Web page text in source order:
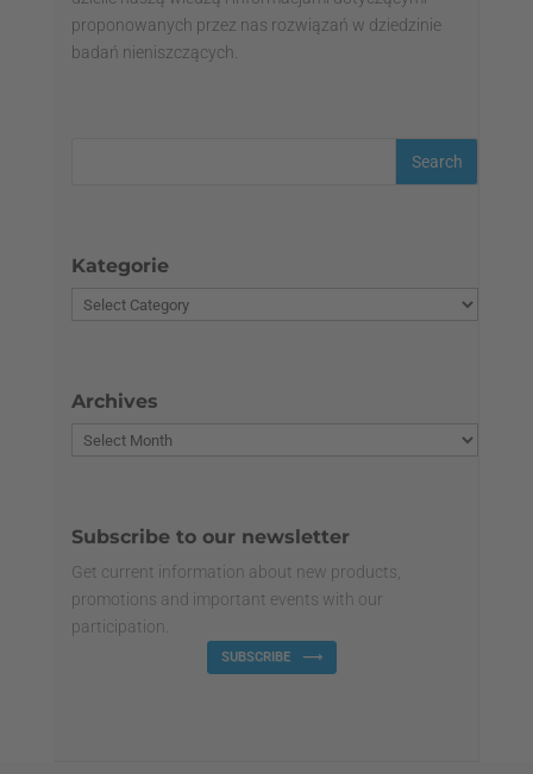
proponowanych przez nas rozwiązań w dziedzinie
badań nieniszczących.
Kategorie
Archives
Subscribe to our newsletter
Get current information about new products,
promotions and important events with our
participation.
SUBSCRIBE